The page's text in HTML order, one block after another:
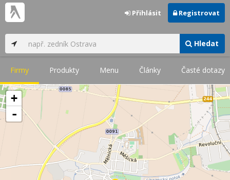
Hledat
Přihlásit Registrovat
Firmy Produkty Menu Články Časté dotazy
+
-